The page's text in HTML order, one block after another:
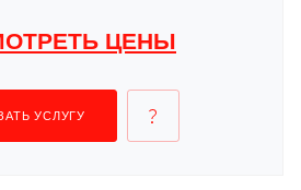
ЦЕНЫ
УСЛУГУ